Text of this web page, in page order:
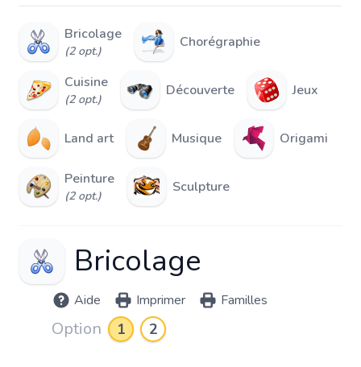
Bricolage
(2 opt.)
Chorégraphie
Cuisine
(2 opt.)
Découverte Jeux
Land art Musique Origami
Peinture
(2 opt.)
Sculpture
Bricolage
Aide Imprimer Familles
Option 1 2